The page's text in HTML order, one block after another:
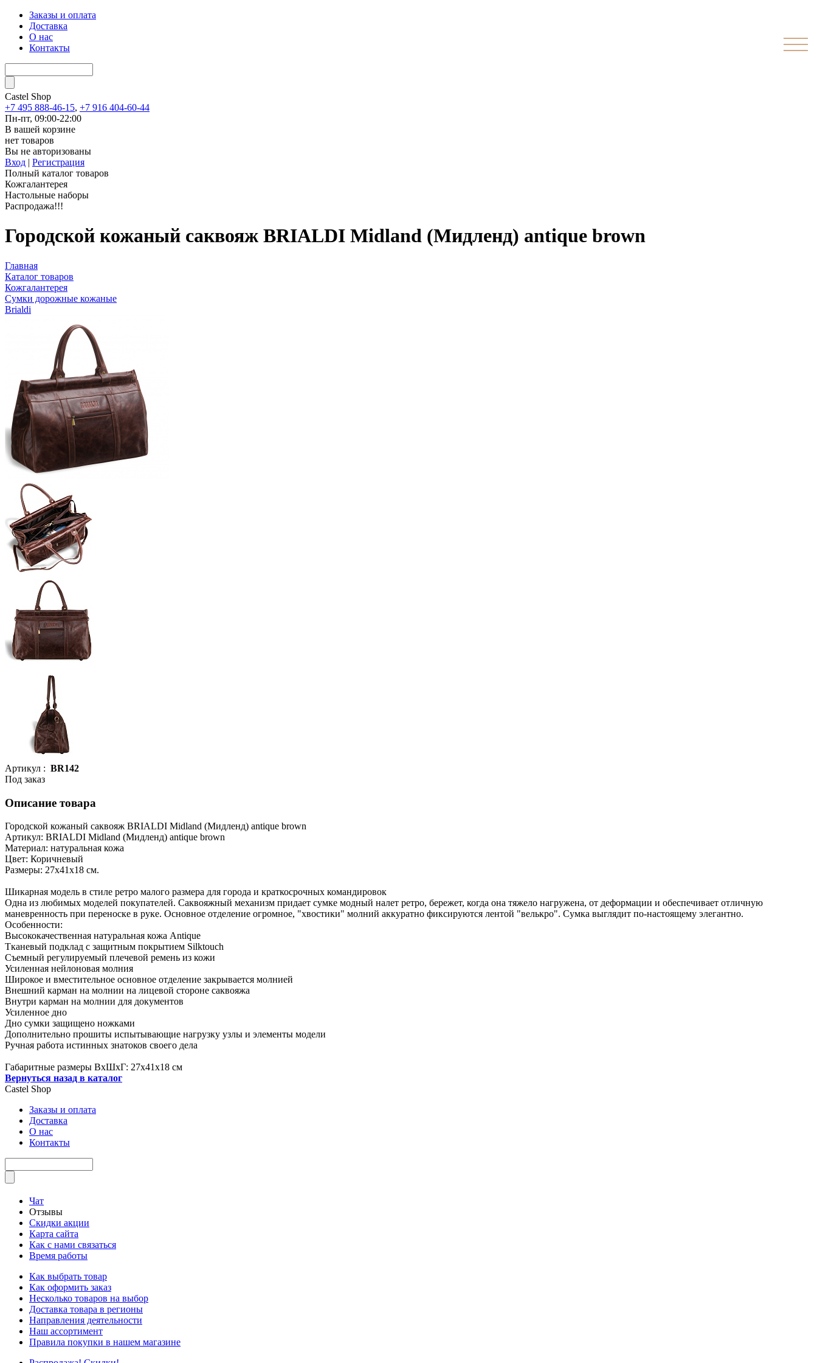
Заказы и оплата
Доставка
О нас
Контакты
Castel Shop
+7 495 888-46-15, +7 916 404-60-44
Пн-пт, 09:00-22:00
В вашей корзине
нет товаров
Вы не авторизованы
Вход | Регистрация
Полный каталог товаров
Кожгалантерея
Настольные наборы
Распродажа!!!
Городской кожаный саквояж BRIALDI Midland (Мидленд) antique brown
Главная
Каталог товаров
Кожгалантерея
Сумки дорожные кожаные
Brialdi
Артикул : BR142
Под заказ
Описание товара
Городской кожаный саквояж BRIALDI Midland (Мидленд) antique brown
Артикул: BRIALDI Midland (Мидленд) antique brown
Материал: натуральная кожа
Цвет: Коричневый
Размеры: 27х41х18 см.
Шикарная модель в стиле ретро малого размера для города и краткосрочных командировок
Одна из любимых моделей покупателей. Саквояжный механизм придает сумке модный налет ретро, бережет, когда она тяжело нагружена, от деформации и обеспечивает отличную
маневренность при переноске в руке. Основное отделение огромное, "хвостики" молний аккуратно фиксируются лентой "велькро". Сумка выглядит по-настоящему элегантно.
Особенности:
Высококачественная натуральная кожа Antique
Тканевый подклад с защитным покрытием Silktouch
Съемный регулируемый плечевой ремень из кожи
Усиленная нейлоновая молния
Широкое и вместительное основное отделение закрывается молнией
Внешний карман на молнии на лицевой стороне саквояжа
Внутри карман на молнии для документов
Усиленное дно
Дно сумки защищено ножками
Дополнительно прошиты испытывающие нагрузку узлы и элементы модели
Ручная работа истинных знатоков своего дела
Габаритные размеры ВхШхГ: 27х41х18 см
Вернуться назад в каталог
Castel Shop
Заказы и оплата
Доставка
О нас
Контакты
Чат
Отзывы
Скидки акции
Карта сайта
Как с нами связаться
Время работы
Как выбрать товар
Как оформить заказ
Несколько товаров на выбор
Доставка товара в регионы
Направления деятельности
Наш ассортимент
Правила покупки в нашем магазине